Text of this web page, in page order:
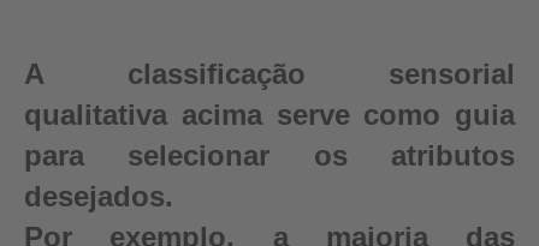
A classificação sensorial
qualitativa acima serve como guia
para selecionar os atributos
desejados.
Por exemplo, a maioria das